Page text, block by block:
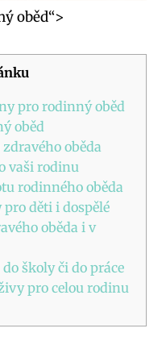
oběd“>
⁤pro⁢ rodinný oběd
oběd
​oběda
vaši rodinu
⁢rodinného ⁤oběda
děti i ⁣dospělé
oběda i v
​školy či do práce
pro​ celou rodinu